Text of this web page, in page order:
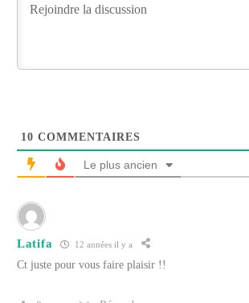
10 COMMENTAIRES
Le plus ancien
Latifa 12 années il y a
Ct juste pour vous faire plaisir !!